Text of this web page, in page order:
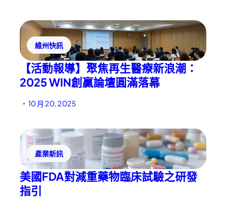
維州快訊
【活動報導】聚焦再生醫療新浪潮：
2025 WIN創贏論壇圓滿落幕
• 10 月 20, 2025
產業新訊
美國FDA對減重藥物臨床試驗之研發
指引